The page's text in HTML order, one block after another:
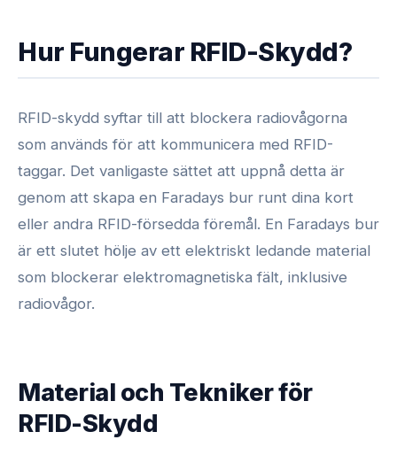
Hur Fungerar RFID-Skydd?
RFID-skydd syftar till att blockera radiovågorna
som används för att kommunicera med RFID-
taggar. Det vanligaste sättet att uppnå detta är
genom att skapa en Faradays bur runt dina kort
eller andra RFID-försedda föremål. En Faradays bur
är ett slutet hölje av ett elektriskt ledande material
som blockerar elektromagnetiska fält, inklusive
radiovågor.
Material och Tekniker för
RFID-Skydd